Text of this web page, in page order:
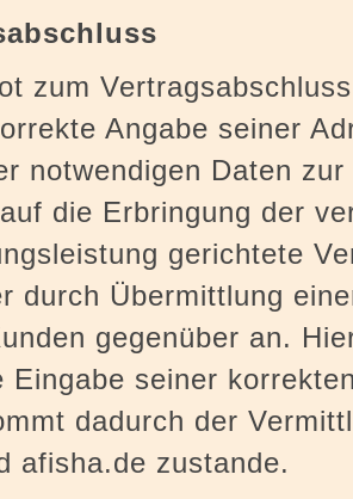
zum
Angabe seiner
notwendigen Daten
die Erbringung der
gerichtete
durch Übermittlung
gegenüber an.
Eingabe seiner
dadurch der
afisha.de zustande.